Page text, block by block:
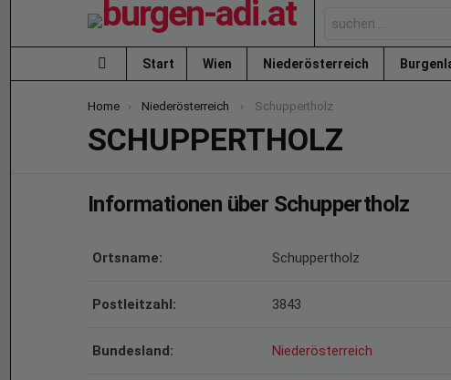
for:
Menu
Start Wien Niederösterreich
You are here:
Home Niederösterreich Schuppertholz
SCHUPPERTHOLZ
Informationen über Schuppertholz
Ortsname: Schuppertholz
Postleitzahl: 3843
Bundesland: Niederösterreich